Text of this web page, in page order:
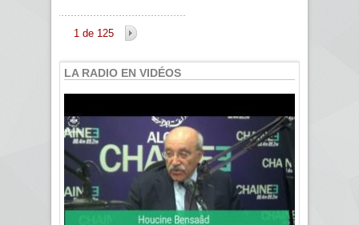
1 de 125
LA RADIO EN VIDÉOS